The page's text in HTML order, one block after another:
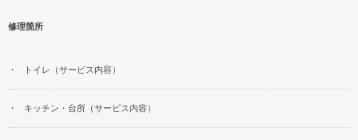
修理箇所
トイレ（サービス内容）
キッチン・台所（サービス内容）